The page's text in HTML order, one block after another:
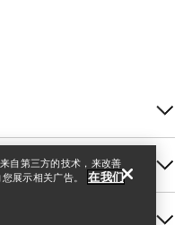
自第三方的技术，来改善
展示相关广告。
在我们